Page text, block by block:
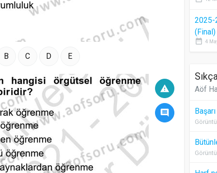
B C D E
warning
comment
2025-
(Final)
date_range 4
Aöf